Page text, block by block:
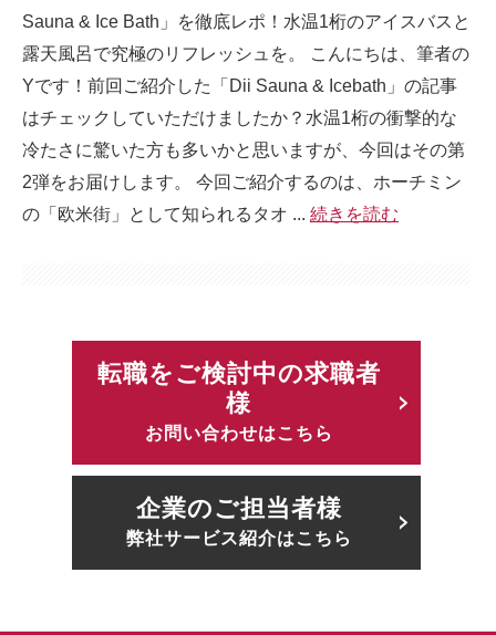
Sauna & Ice Bath」を徹底レポ！水温1桁のアイスバスと
露天風呂で究極のリフレッシュを。 こんにちは、筆者の
Yです！前回ご紹介した「Dii Sauna & Icebath」の記事
はチェックしていただけましたか？水温1桁の衝撃的な
冷たさに驚いた方も多いかと思いますが、今回はその第
2弾をお届けします。 今回ご紹介するのは、ホーチミン
の「欧米街」として知られるタオ ... 続きを読む
転職をご検討中の求職者
様
お問い合わせはこちら
企業のご担当者様
弊社サービス紹介はこちら